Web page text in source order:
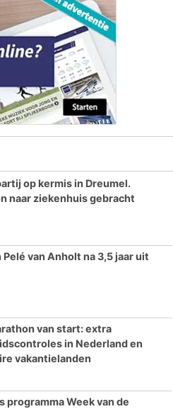
op kermis in Dreumel.
naar ziekenhuis gebracht
Pelé van Anholt na 3,5 jaar uit
van start: extra
in Nederland en
vakantielanden
programma Week van de